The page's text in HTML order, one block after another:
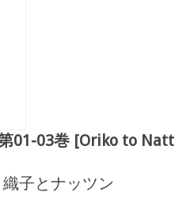
01-03巻 [Oriko to
子とナッツン